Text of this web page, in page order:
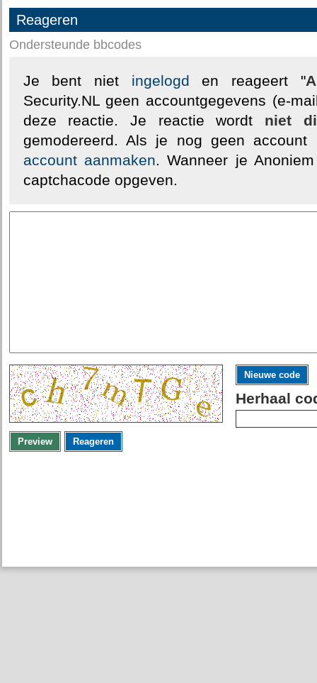
Reageren
Ondersteunde bbcodes
Je bent niet ingelogd en reageert "
Security.NL geen accountgegevens (e-
deze reactie. Je reactie wordt niet
gemodereerd. Als je nog geen
account aanmaken. Wanneer je
captchacode opgeven.
Nieuwe code
Herhaal
Preview Reageren